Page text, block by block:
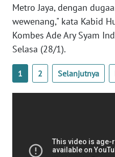
Metro Jaya, dengan
wewenang," kata Kabid
Kombes Ade Ary Syam
Selasa (28/1).
1 2 Selanjutnya
WN
KEPRI
WN
RIAU